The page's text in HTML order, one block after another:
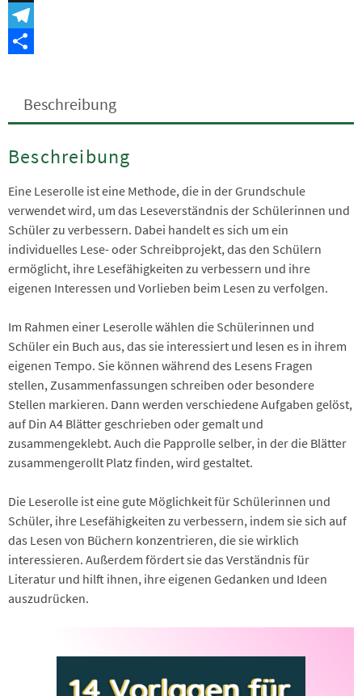
Snapchat
Telegram
Beschreibung
Beschreibung
Eine Leserolle ist eine Methode, die in der Grundschule
verwendet wird, um das Leseverständnis der Schülerinnen und
Schüler zu verbessern. Dabei handelt es sich um ein
individuelles Lese- oder Schreibprojekt, das den Schülern
ermöglicht, ihre Lesefähigkeiten zu verbessern und ihre
eigenen Interessen und Vorlieben beim Lesen zu verfolgen.
Im Rahmen einer Leserolle wählen die Schülerinnen und
Schüler ein Buch aus, das sie interessiert und lesen es in ihrem
eigenen Tempo. Sie können während des Lesens Fragen
stellen, Zusammenfassungen schreiben oder besondere
Stellen markieren. Dann werden verschiedene Aufgaben gelöst,
auf Din A4 Blätter geschrieben oder gemalt und
zusammengeklebt. Auch die Papprolle selber, in der die Blätter
zusammengerollt Platz finden, wird gestaltet.
Die Leserolle ist eine gute Möglichkeit für Schülerinnen und
Schüler, ihre Lesefähigkeiten zu verbessern, indem sie sich auf
das Lesen von Büchern konzentrieren, die sie wirklich
interessieren. Außerdem fördert sie das Verständnis für
Literatur und hilft ihnen, ihre eigenen Gedanken und Ideen
auszudrücken.